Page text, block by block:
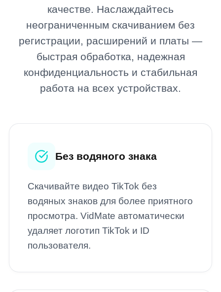
качестве. Наслаждайтесь
неограниченным скачиванием без
регистрации, расширений и платы —
быстрая обработка, надежная
конфиденциальность и стабильная
работа на всех устройствах.
Без водяного знака
Скачивайте видео TikTok без
водяных знаков для более приятного
просмотра. VidMate автоматически
удаляет логотип TikTok и ID
пользователя.